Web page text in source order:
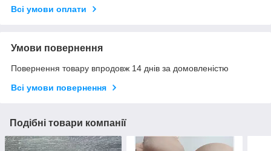
Всі умови оплати
Умови повернення
Повернення товару впродовж 14 днів за домовленістю
Всі умови повернення
Подібні товари компанії